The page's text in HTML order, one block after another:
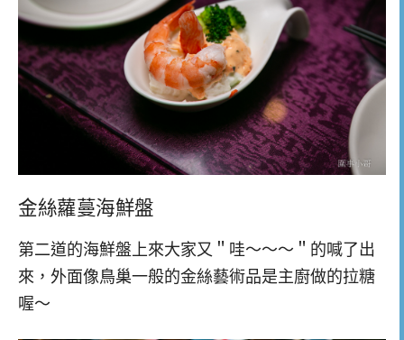
金絲蘿蔓海鮮盤
第二道的海鮮盤上來大家又＂哇～～～＂的喊了出
來，外面像鳥巢一般的金絲藝術品是主廚做的拉糖
喔～